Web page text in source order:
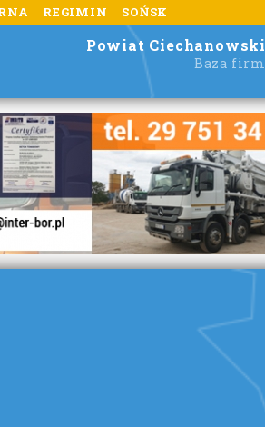
REGIMIN SOŃSK
Powiat Ciechanowski
Baza firm